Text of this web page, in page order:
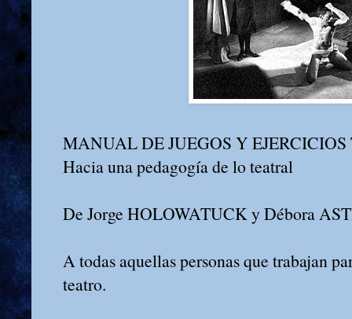
MANUAL DE JUEGOS Y
Hacia una pedagogía de lo teatral
De Jorge HOLOWATUCK y Débora
A todas aquellas personas que trabajan
teatro.